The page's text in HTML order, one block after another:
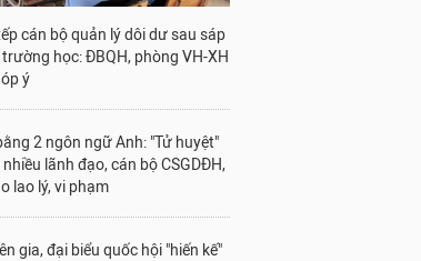
cán bộ quản lý dôi dư sau sáp
học: ĐBQH, phòng VH-XH
ý
2 ngôn ngữ Anh: "Tử huyệt"
nhiều lãnh đạo, cán bộ CSGDĐH,
lao lý, vi phạm
gia, đại biểu quốc hội "hiến kế"